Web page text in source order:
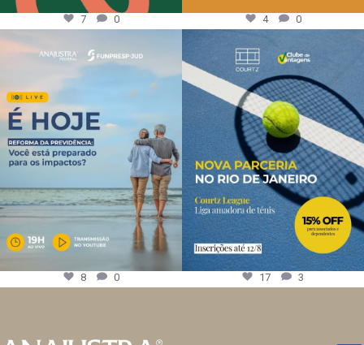
7 0 4 0
8 0 17 3